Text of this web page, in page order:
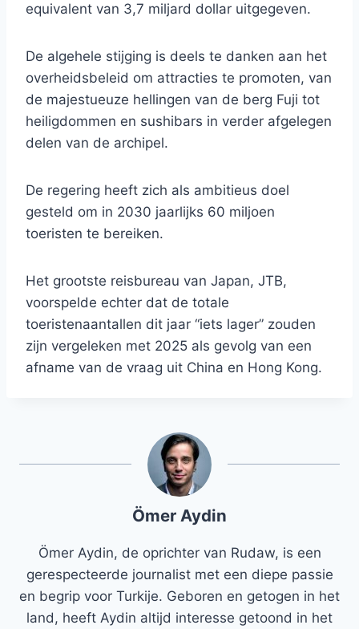
equivalent van 3,7 miljard dollar uitgegeven.
De algehele stijging is deels te danken aan het
overheidsbeleid om attracties te promoten, van
de majestueuze hellingen van de berg Fuji tot
heiligdommen en sushibars in verder afgelegen
delen van de archipel.
De regering heeft zich als ambitieus doel
gesteld om in 2030 jaarlijks 60 miljoen
toeristen te bereiken.
Het grootste reisbureau van Japan, JTB,
voorspelde echter dat de totale
toeristenaantallen dit jaar “iets lager” zouden
zijn vergeleken met 2025 als gevolg van een
afname van de vraag uit China en Hong Kong.
Ömer Aydin
Ömer Aydin, de oprichter van Rudaw, is een
gerespecteerde journalist met een diepe passie
en begrip voor Turkije. Geboren en getogen in het
land, heeft Aydin altijd interesse getoond in het